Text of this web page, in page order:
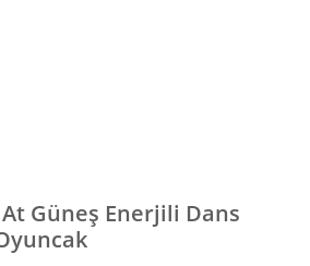
Güneş Enerjili Dans